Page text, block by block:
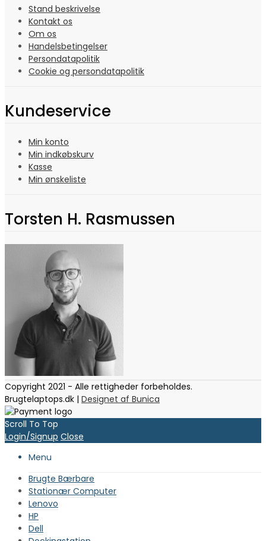
Stand beskrivelse
Kontakt os
Om os
Handelsbetingelser
Persondatapolitik
Cookie og persondatapolitik
Kundeservice
Min konto
Min indkøbskurv
Kasse
Min ønskeliste
Torsten H. Rasmussen
Copyright 2021 - Alle rettigheder forbeholdes.
Brugtelaptops.dk | Designet af Bunica
Scroll To Top
Login/Signup Close
Menu
Brugte Bærbare
Stationær Computer
Lenovo
HP
Dell